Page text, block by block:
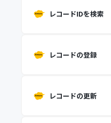
レコードIDを検索
レコードの登録
レコードの更新